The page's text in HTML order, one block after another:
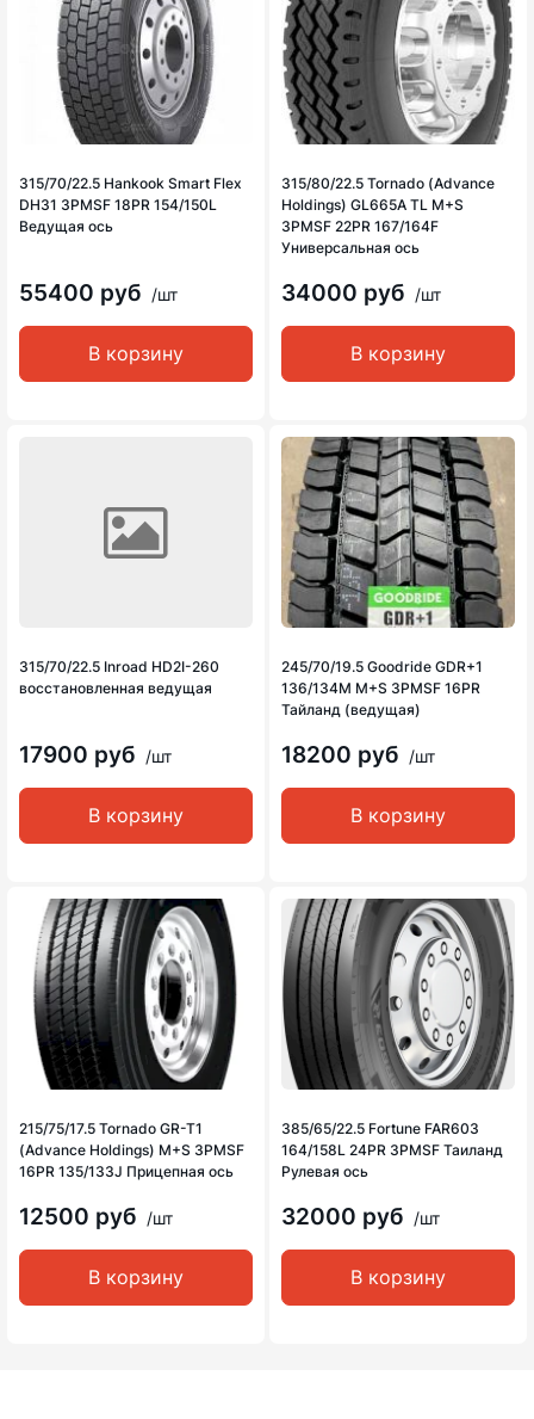
315/70/22.5 Hankook Smart Flex
DH31 3PMSF 18PR 154/150L
Ведущая ось
55400 руб /шт
В корзину
315/80/22.5 Tornado (Advance
Holdings) GL665A TL M+S
3PMSF 22PR 167/164F
Универсальная ось
34000 руб /шт
В корзину
315/70/22.5 Inroad HD2I-260
восстановленная ведущая
17900 руб /шт
В корзину
245/70/19.5 Goodride GDR+1
136/134M M+S 3PMSF 16PR
Тайланд (ведущая)
18200 руб /шт
В корзину
215/75/17.5 Tornado GR-T1
(Advance Holdings) M+S 3PMSF
16PR 135/133J Прицепная ось
12500 руб /шт
В корзину
385/65/22.5 Fortune FAR603
164/158L 24PR 3PMSF Таиланд
Рулевая ось
32000 руб /шт
В корзину